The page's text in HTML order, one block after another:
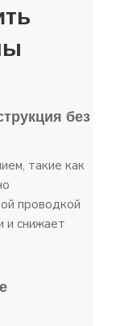
без
такие как
проводкой
и снижает